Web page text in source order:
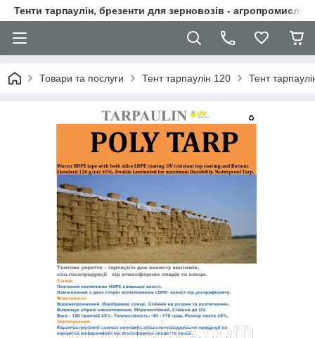
Тенти тарпаулін, брезенти для зерновозів -
Товари та послуги Тент тарпаулін 120 Тент